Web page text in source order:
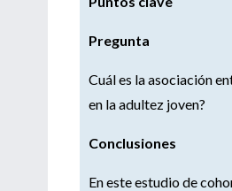
Pregunta
Cuál es la asociación
en la adultez joven?
Conclusiones
En este estudio de